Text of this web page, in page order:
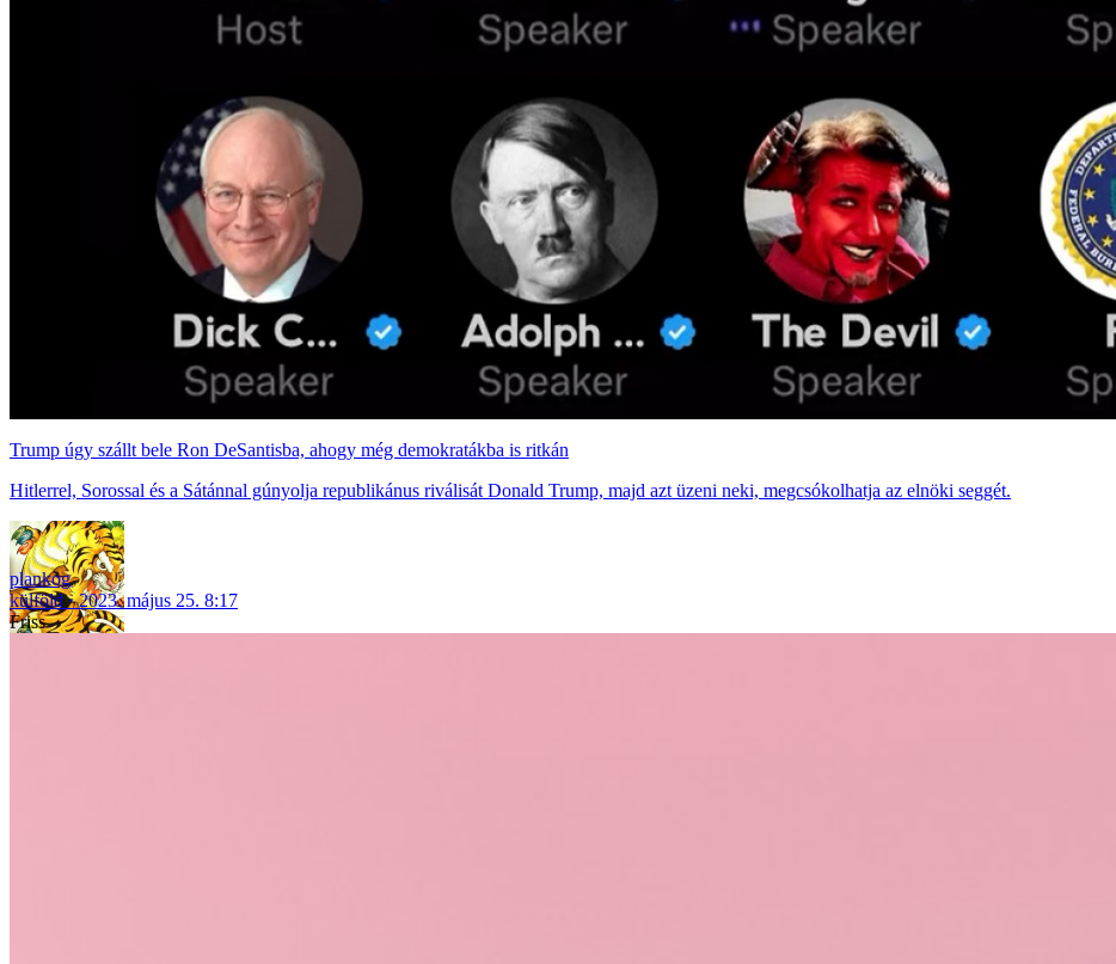
Trump úgy szállt bele Ron DeSantisba, ahogy még demokratákba is ritkán
Hitlerrel, Sorossal és a Sátánnal gúnyolja republikánus riválisát Donald Trump, majd azt üzeni neki, megcsókolhatja az elnöki seggét.
plankog
külföld
2023. május 25. 8:17
Friss